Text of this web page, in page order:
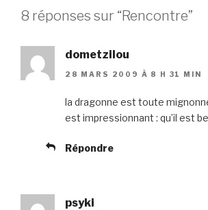
8 réponses sur “Rencontre”
dometzilou
28 MARS 2009 À 8 H 31 MIN
la dragonne est toute
est impressionnant : qu’il est
Répondre
psyki